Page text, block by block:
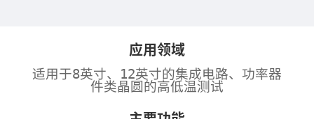
应用领域
适用于8英寸、12英寸的集成电路、功率器
件类晶圆的高低温测试